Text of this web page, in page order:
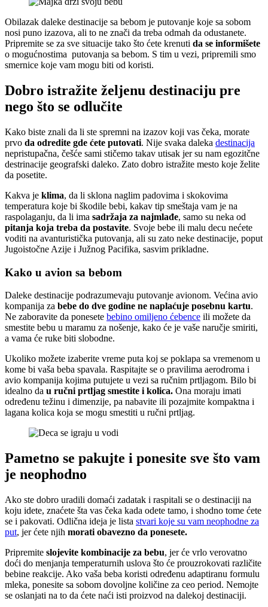
Obilazak daleke destinacije sa bebom je putovanje koje sa sobom
nosi puno izazova, ali to ne znači da treba odmah da odustanete.
Pripremite se za sve situacije tako što ćete krenuti da se informišete
o mogućnostima putovanja sa bebom. S tim u vezi, pripremili smo
smernice koje vam mogu biti od koristi.
Dobro istražite željenu destinaciju pre
nego što se odlučite
Kako biste znali da li ste spremni na izazov koji vas čeka, morate
prvo da odredite gde ćete putovati. Nije svaka daleka destinacija
nepristupačna, češće sami stičemo takav utisak jer su nam egozitčne
destrinacije geografski daleko. Zato dobro istražite mesto koje želite
da posetite.
Kakva je klima, da li sklona naglim padovima i skokovima
temperatura koje bi škodile bebi, kakav tip smeštaja vam je na
raspolaganju, da li ima sadržaja za najmlađe, samo su neka od
pitanja koja treba da postavite. Svoje bebe ili malu decu nećete
voditi na avanturistička putovanja, ali su zato neke destinacije, poput
Jugoistočne Azije i Južnog Pacifika, sasvim prikladne.
Kako u avion sa bebom
Daleke destinacije podrazumevaju putovanje avionom. Većina avio
kompanija za bebe do dve godine ne naplaćuje posebnu kartu.
Ne zaboravite da ponesete bebino omiljeno ćebence ili možete da
smestite bebu u maramu za nošenje, kako će je vaše naručje smiriti,
a vama će ruke biti slobodne.
Ukoliko možete izaberite vreme puta koj se poklapa sa vremenom u
kome bi vaša beba spavala. Raspitajte se o pravilima aerodroma i
avio kompanija kojima putujete u vezi sa ručnim prtljagom. Bilo bi
idealno da u ručni prtljag smestite i kolica. Ona moraju imati
određenu težinu i dimenzije, pa nabavite ili pozajmite kompaktna i
lagana kolica koja se mogu smestiti u ručni prtljag.
Pametno se pakujte i ponesite sve što vam
je neophodno
Ako ste dobro uradili domaći zadatak i raspitali se o destinaciji na
koju idete, znaćete šta vas čeka kada odete tamo, i shodno tome ćete
se i pakovati. Odlična ideja je lista stvari koje su vam neophodne za
put, jer ćete njih morati obavezno da ponesete.
Pripremite slojevite kombinacije za bebu, jer će vrlo verovatno
doći do menjanja temperaturnih uslova što će prouzrokovati različite
bebine reakcije. Ako vaša beba koristi određenu adaptiranu formulu
mleka, ponesite sa sobom dovoljne količine za ceo period. Nemojte
se oslanjati na to da ćete naći isti proizvod na dalekoj destinaciji.